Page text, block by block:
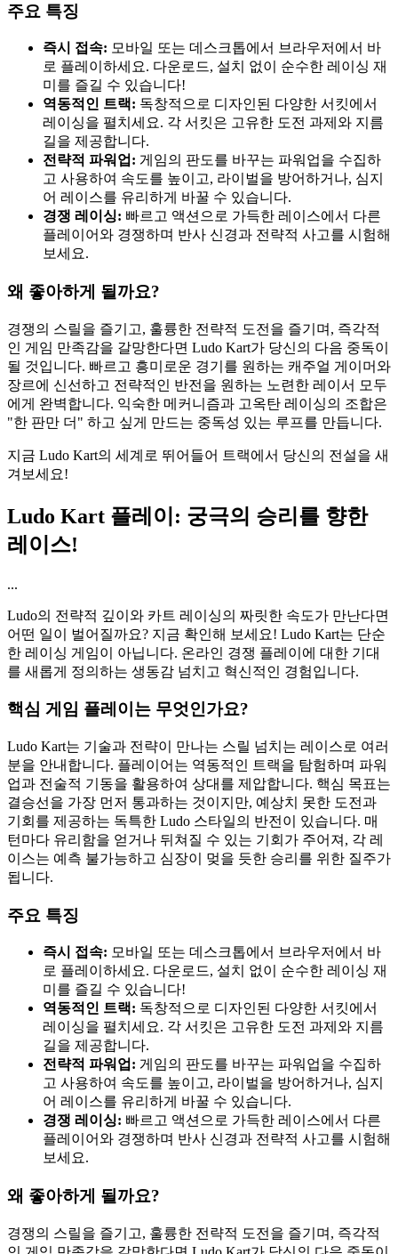
주요 특징
즉시 접속: 모바일 또는 데스크톱에서 브라우저에서 바
로 플레이하세요. 다운로드, 설치 없이 순수한 레이싱 재
미를 즐길 수 있습니다!
역동적인 트랙: 독창적으로 디자인된 다양한 서킷에서
레이싱을 펼치세요. 각 서킷은 고유한 도전 과제와 지름
길을 제공합니다.
전략적 파워업: 게임의 판도를 바꾸는 파워업을 수집하
고 사용하여 속도를 높이고, 라이벌을 방어하거나, 심지
어 레이스를 유리하게 바꿀 수 있습니다.
경쟁 레이싱: 빠르고 액션으로 가득한 레이스에서 다른
플레이어와 경쟁하며 반사 신경과 전략적 사고를 시험해
보세요.
왜 좋아하게 될까요?
경쟁의 스릴을 즐기고, 훌륭한 전략적 도전을 즐기며, 즉각적
인 게임 만족감을 갈망한다면 Ludo Kart가 당신의 다음 중독이
될 것입니다. 빠르고 흥미로운 경기를 원하는 캐주얼 게이머와
장르에 신선하고 전략적인 반전을 원하는 노련한 레이서 모두
에게 완벽합니다. 익숙한 메커니즘과 고옥탄 레이싱의 조합은
"한 판만 더" 하고 싶게 만드는 중독성 있는 루프를 만듭니다.
지금 Ludo Kart의 세계로 뛰어들어 트랙에서 당신의 전설을 새
겨보세요!
Ludo Kart 플레이: 궁극의 승리를 향한
레이스!
...
Ludo의 전략적 깊이와 카트 레이싱의 짜릿한 속도가 만난다면
어떤 일이 벌어질까요? 지금 확인해 보세요! Ludo Kart는 단순
한 레이싱 게임이 아닙니다. 온라인 경쟁 플레이에 대한 기대
를 새롭게 정의하는 생동감 넘치고 혁신적인 경험입니다.
핵심 게임 플레이는 무엇인가요?
Ludo Kart는 기술과 전략이 만나는 스릴 넘치는 레이스로 여러
분을 안내합니다. 플레이어는 역동적인 트랙을 탐험하며 파워
업과 전술적 기동을 활용하여 상대를 제압합니다. 핵심 목표는
결승선을 가장 먼저 통과하는 것이지만, 예상치 못한 도전과
기회를 제공하는 독특한 Ludo 스타일의 반전이 있습니다. 매
턴마다 유리함을 얻거나 뒤쳐질 수 있는 기회가 주어져, 각 레
이스는 예측 불가능하고 심장이 멎을 듯한 승리를 위한 질주가
됩니다.
주요 특징
즉시 접속: 모바일 또는 데스크톱에서 브라우저에서 바
로 플레이하세요. 다운로드, 설치 없이 순수한 레이싱 재
미를 즐길 수 있습니다!
역동적인 트랙: 독창적으로 디자인된 다양한 서킷에서
레이싱을 펼치세요. 각 서킷은 고유한 도전 과제와 지름
길을 제공합니다.
전략적 파워업: 게임의 판도를 바꾸는 파워업을 수집하
고 사용하여 속도를 높이고, 라이벌을 방어하거나, 심지
어 레이스를 유리하게 바꿀 수 있습니다.
경쟁 레이싱: 빠르고 액션으로 가득한 레이스에서 다른
플레이어와 경쟁하며 반사 신경과 전략적 사고를 시험해
보세요.
왜 좋아하게 될까요?
경쟁의 스릴을 즐기고, 훌륭한 전략적 도전을 즐기며, 즉각적